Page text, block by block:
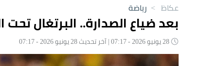
عكاظ > رياضة
بعد ضياع الصدارة.. البرتغال تحت